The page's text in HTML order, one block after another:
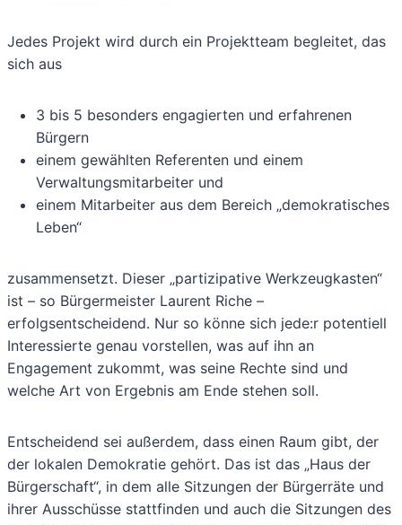
Jedes Projekt wird durch ein Projektteam begleitet, das
sich aus
3 bis 5 besonders engagierten und erfahrenen
Bürgern
einem gewählten Referenten und einem
Verwaltungsmitarbeiter und
einem Mitarbeiter aus dem Bereich „demokratisches
Leben“
zusammensetzt. Dieser „partizipative Werkzeugkasten“
ist – so Bürgermeister Laurent Riche –
erfolgsentscheidend. Nur so könne sich jede:r potentiell
Interessierte genau vorstellen, was auf ihn an
Engagement zukommt, was seine Rechte sind und
welche Art von Ergebnis am Ende stehen soll.
Entscheidend sei außerdem, dass einen Raum gibt, der
der lokalen Demokratie gehört. Das ist das „Haus der
Bürgerschaft“, in dem alle Sitzungen der Bürgerräte und
ihrer Ausschüsse stattfinden und auch die Sitzungen des